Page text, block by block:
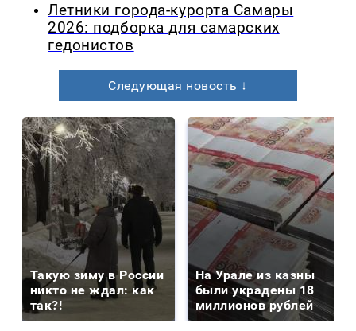
Летники города-курорта Самары
2026: подборка для самарских
гедонистов
Следующая новость ↓
Такую зиму в России
никто не ждал: как
так?!
На Урале из казны
были украдены 18
миллионов рублей